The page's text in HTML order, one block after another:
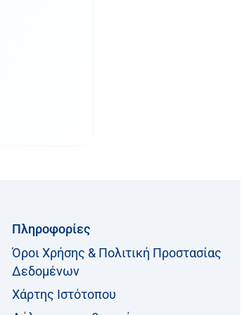
Πληροφορίες
Όροι Χρήσης & Πολιτική Προστασίας
Δεδομένων
Χάρτης Ιστότοπου